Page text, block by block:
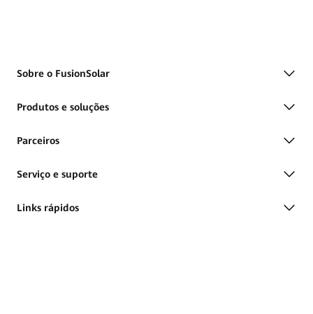
Sobre o FusionSolar
Produtos e soluções
Parceiros
Serviço e suporte
Links rápidos